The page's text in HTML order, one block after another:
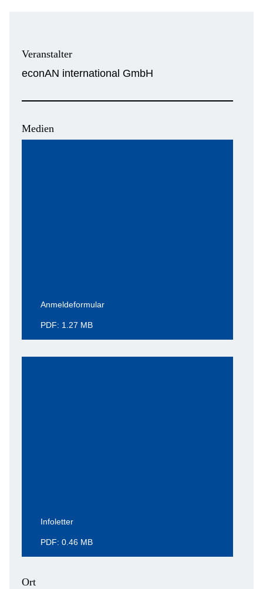
Veranstalter
econAN international GmbH
Medien
Anmeldeformular
PDF: 1.27 MB
Infoletter
PDF: 0.46 MB
Ort